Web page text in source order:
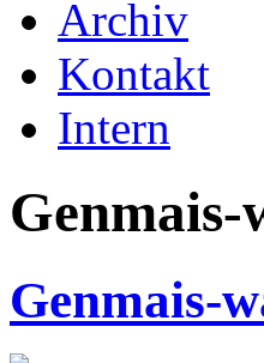
Archiv
Kontakt
Intern
Genmais-
Genmais-